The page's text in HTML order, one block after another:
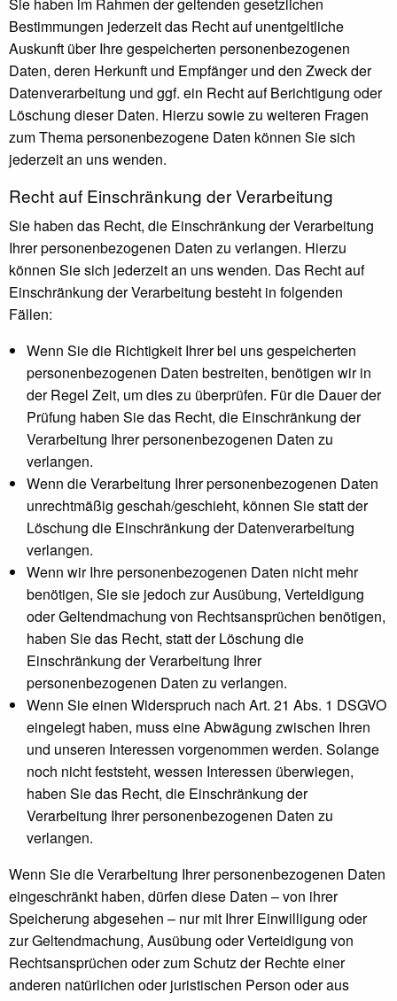
Bestimmungen jederzeit das Recht auf unentgeltliche
Auskunft über Ihre gespeicherten personenbezogenen
Daten, deren Herkunft und Empfänger und den Zweck der
Datenverarbeitung und ggf. ein Recht auf Berichtigung oder
Löschung dieser Daten. Hierzu sowie zu weiteren Fragen
zum Thema personenbezogene Daten können Sie sich
jederzeit an uns wenden.
Recht auf Einschränkung der Verarbeitung
Sie haben das Recht, die Einschränkung der Verarbeitung
Ihrer personenbezogenen Daten zu verlangen. Hierzu
können Sie sich jederzeit an uns wenden. Das Recht auf
Einschränkung der Verarbeitung besteht in folgenden
Fällen:
Wenn Sie die Richtigkeit Ihrer bei uns gespeicherten
personenbezogenen Daten bestreiten, benötigen wir in
der Regel Zeit, um dies zu überprüfen. Für die Dauer der
Prüfung haben Sie das Recht, die Einschränkung der
Verarbeitung Ihrer personenbezogenen Daten zu
verlangen.
Wenn die Verarbeitung Ihrer personenbezogenen Daten
unrechtmäßig geschah/geschieht, können Sie statt der
Löschung die Einschränkung der Datenverarbeitung
verlangen.
Wenn wir Ihre personenbezogenen Daten nicht mehr
benötigen, Sie sie jedoch zur Ausübung, Verteidigung
oder Geltendmachung von Rechtsansprüchen benötigen,
haben Sie das Recht, statt der Löschung die
Einschränkung der Verarbeitung Ihrer
personenbezogenen Daten zu verlangen.
Wenn Sie einen Widerspruch nach Art. 21 Abs. 1 DSGVO
eingelegt haben, muss eine Abwägung zwischen Ihren
und unseren Interessen vorgenommen werden. Solange
noch nicht feststeht, wessen Interessen überwiegen,
haben Sie das Recht, die Einschränkung der
Verarbeitung Ihrer personenbezogenen Daten zu
verlangen.
Wenn Sie die Verarbeitung Ihrer personenbezogenen Daten
eingeschränkt haben, dürfen diese Daten – von ihrer
Speicherung abgesehen – nur mit Ihrer Einwilligung oder
zur Geltendmachung, Ausübung oder Verteidigung von
Rechtsansprüchen oder zum Schutz der Rechte einer
anderen natürlichen oder juristischen Person oder aus